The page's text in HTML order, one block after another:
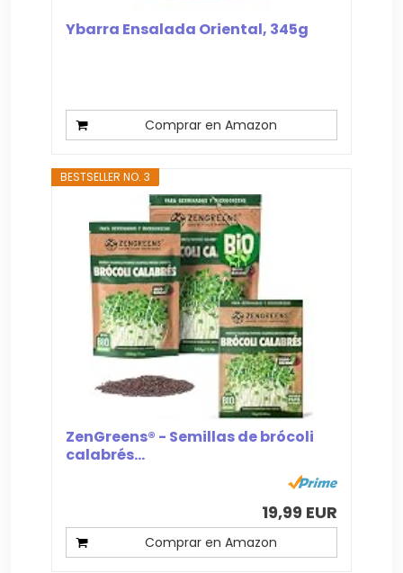
Ybarra Ensalada Oriental, 345g
Comprar en Amazon
BESTSELLER NO. 3
ZenGreens® - Semillas de brócoli
calabrés...
19,99 EUR
Comprar en Amazon